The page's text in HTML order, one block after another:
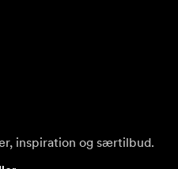
inspiration og særtilbud.